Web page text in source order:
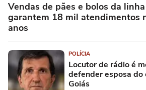
Vendas de pães e bolos da
garantem 18 mil atendimentos
anos
POLÍCIA
Locutor de rádio é
defender esposa
Goiás